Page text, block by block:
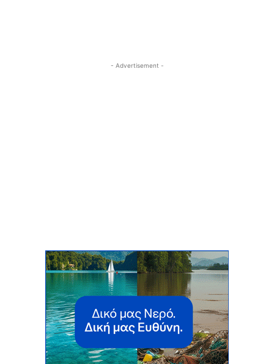
- Advertisement -